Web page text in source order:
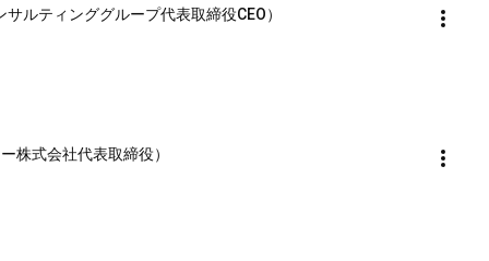
ルティンググループ代表取締役CEO）
株式会社代表取締役）